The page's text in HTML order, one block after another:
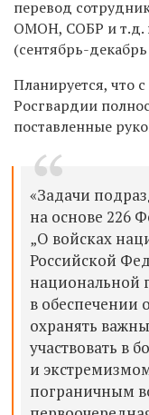
перевод
ОМОН, СОБР и т.д.
(сентябрь-
Планируется, что
Росгвардии
поставленные
«Задачи
на основе 226
„О войсках
Российской
национальной
в обеспечении
охранять
участвовать в
и
пограничным